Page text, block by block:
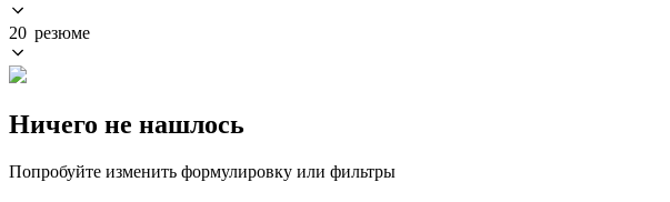
20 резюме
Ничего не нашлось
Попробуйте изменить формулировку или фильтры